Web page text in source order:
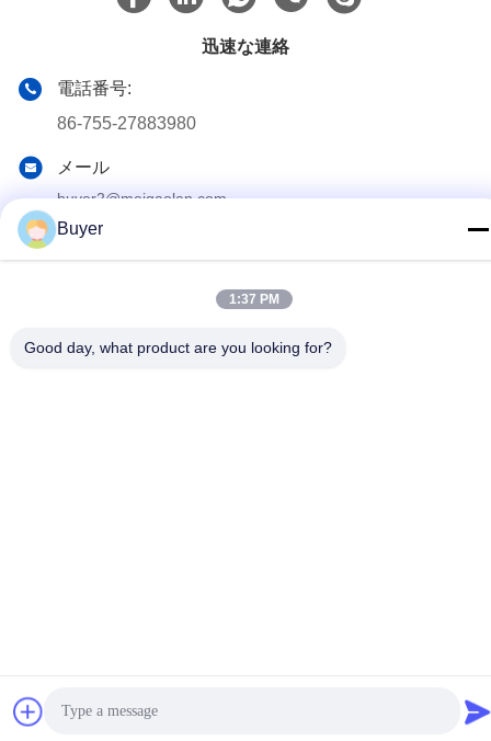
迅速な連絡
電話番号:
86-755-27883980
メール
buyer2@meigaolan.com
アドレス
プライバシーポリシー
Buyer
1:37 PM
Good day, what product are you looking for?